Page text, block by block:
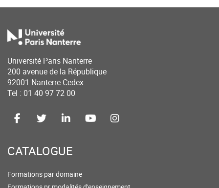
Université Paris Nanterre
200 avenue de la République
92001 Nanterre Cedex
Tel : 01 40 97 72 00
CATALOGUE
Formations par domaine